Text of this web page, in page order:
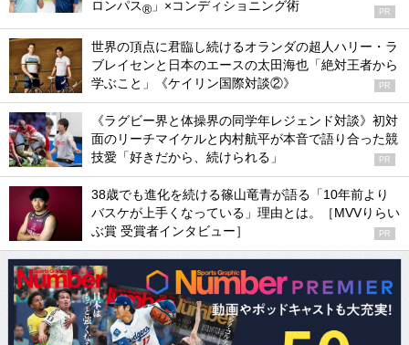
ロンパス® 」×コンディショニング術 PR
世界の頂点に君臨し続けるオランダの超人ハリー・ラ
ブレイセンと日本のエースの太田海也「絶対王者から
学ぶこと」《ケイリン国際対談②》
PR
《ラグビー界と体操界の同学年レジェンド対談》初対
面のリーチマイケルと内村航平が本音で語り合った競
技愛「好きだから、続けられる」
PR
38歳でも進化を続ける篠山竜青が語る「10年前より
バスケが上手くなっている」理由とは。［MVVりらい
ぶ賞 受賞者インタビュー］
PR